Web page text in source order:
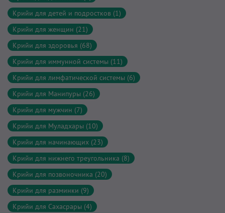
Крийи для детей и подростков (1)
Крийи для женщин (21)
Крийи для здоровья (68)
Крийи для иммунной системы (11)
Крийи для лимфатической системы (6)
Крийи для Манипуры (26)
Крийи для мужчин (7)
Крийи для Муладхары (10)
Крийи для начинающих (23)
Крийи для нижнего треугольника (8)
Крийи для позвоночника (20)
Крийи для разминки (9)
Крийи для Сахасрары (4)